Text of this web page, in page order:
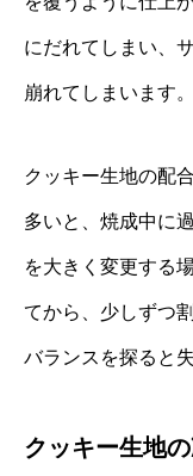
にだれてしまい、
崩れてしまいます。
クッキー生地の配
多いと、焼成中に
を大きく変更する
てから、少しずつ
バランスを探ると
クッキー生地